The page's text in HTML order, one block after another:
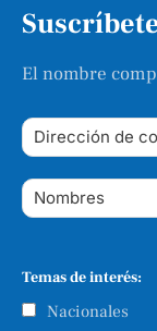
El nombre
Temas de interés:
Nacionales